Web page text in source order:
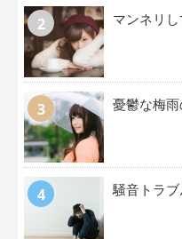
マンネリ
憂鬱な梅
騒音トラ